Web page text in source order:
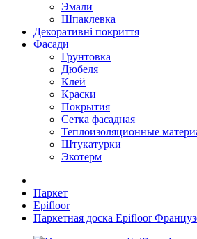
Эмали
Шпаклевка
Декоративні покриття
Фасади
Грунтовка
Дюбеля
Клей
Краски
Покрытия
Сетка фасадная
Теплоизоляционные
Штукатурки
Экотерм
Паркет
Epifloor
Паркетная доска Еpifloor